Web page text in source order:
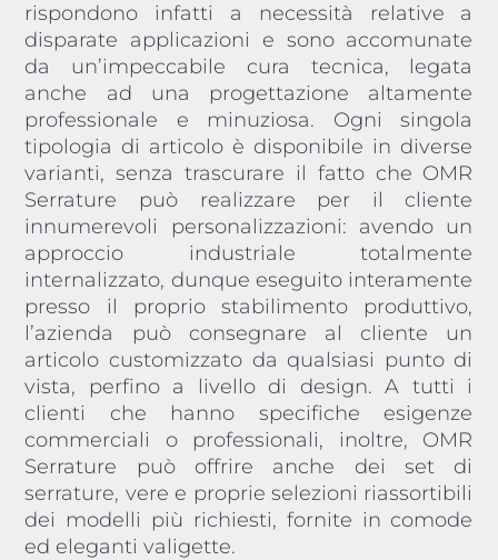
rispondono infatti a necessità relative a
disparate applicazioni e sono accomunate
da un’impeccabile cura tecnica, legata
anche ad una progettazione altamente
professionale e minuziosa. Ogni singola
tipologia di articolo è disponibile in diverse
varianti, senza trascurare il fatto che OMR
Serrature può realizzare per il cliente
innumerevoli personalizzazioni: avendo un
approccio industriale totalmente
internalizzato, dunque eseguito interamente
presso il proprio stabilimento produttivo,
l’azienda può consegnare al cliente un
articolo customizzato da qualsiasi punto di
vista, perfino a livello di design. A tutti i
clienti che hanno specifiche esigenze
commerciali o professionali, inoltre, OMR
Serrature può offrire anche dei set di
serrature, vere e proprie selezioni riassortibili
dei modelli più richiesti, fornite in comode
ed eleganti valigette.